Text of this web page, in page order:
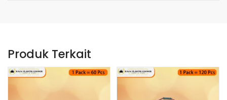
Produk Terkait